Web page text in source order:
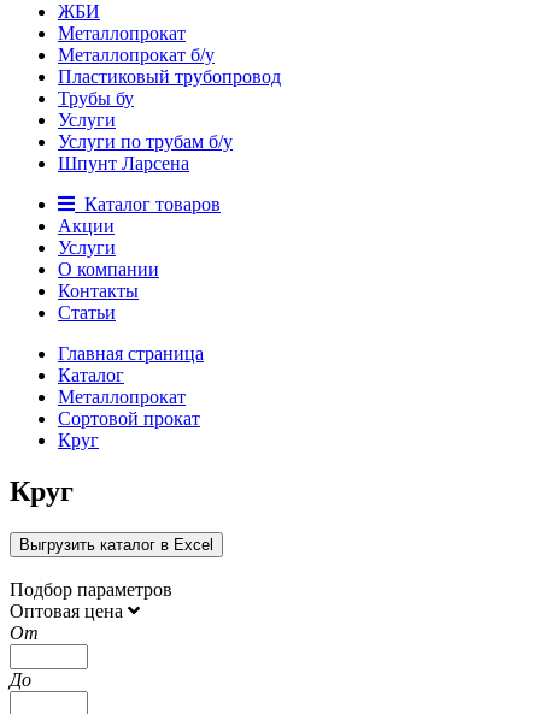
ЖБИ
Металлопрокат
Металлопрокат б/у
Пластиковый трубопровод
Трубы бу
Услуги
Услуги по трубам б/у
Шпунт Ларсена
Каталог товаров
Акции
Услуги
О компании
Контакты
Статьи
Главная страница
Каталог
Металлопрокат
Сортовой прокат
Круг
Круг
Выгрузить каталог в Excel
Подбор параметров
Оптовая цена
От
До